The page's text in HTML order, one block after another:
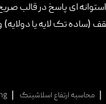
ای پاسخ در قالب
(ساده تک لایه یا
محاسبه ارتفاع اسلاشینگ